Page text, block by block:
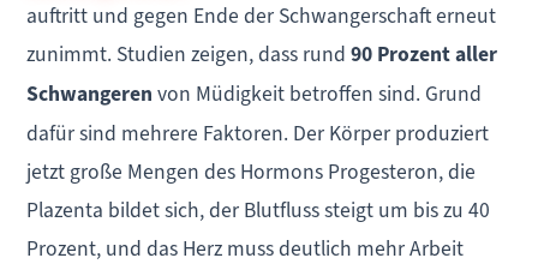
auftritt und gegen Ende der Schwangerschaft erneut
zunimmt. Studien zeigen, dass rund90 Prozent aller
Schwangeren von Müdigkeit betroffen sind. Grund
dafür sind mehrere Faktoren. Der Körper produziert
jetzt große Mengen des Hormons Progesteron, die
Plazenta bildet sich, der Blutfluss steigt um bis zu 40
Prozent, und das Herz muss deutlich mehr Arbeit